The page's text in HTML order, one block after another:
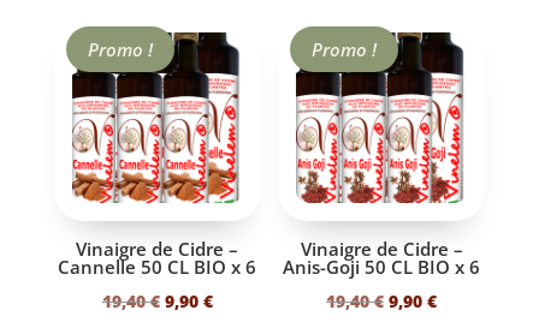
était :
47,94 €.
est :
39,95 €.
était :
23,97 €.
est :
21,80 €.
Promo !
Vinaigre de Cidre –
Cannelle 50 CL BIO x 6
19,40€ Le
9,90 €Le
Promo !
Vinaigre de Cidre –
Anis-Goji 50 CL BIO x 6
19,40€ Le
9,90€Le